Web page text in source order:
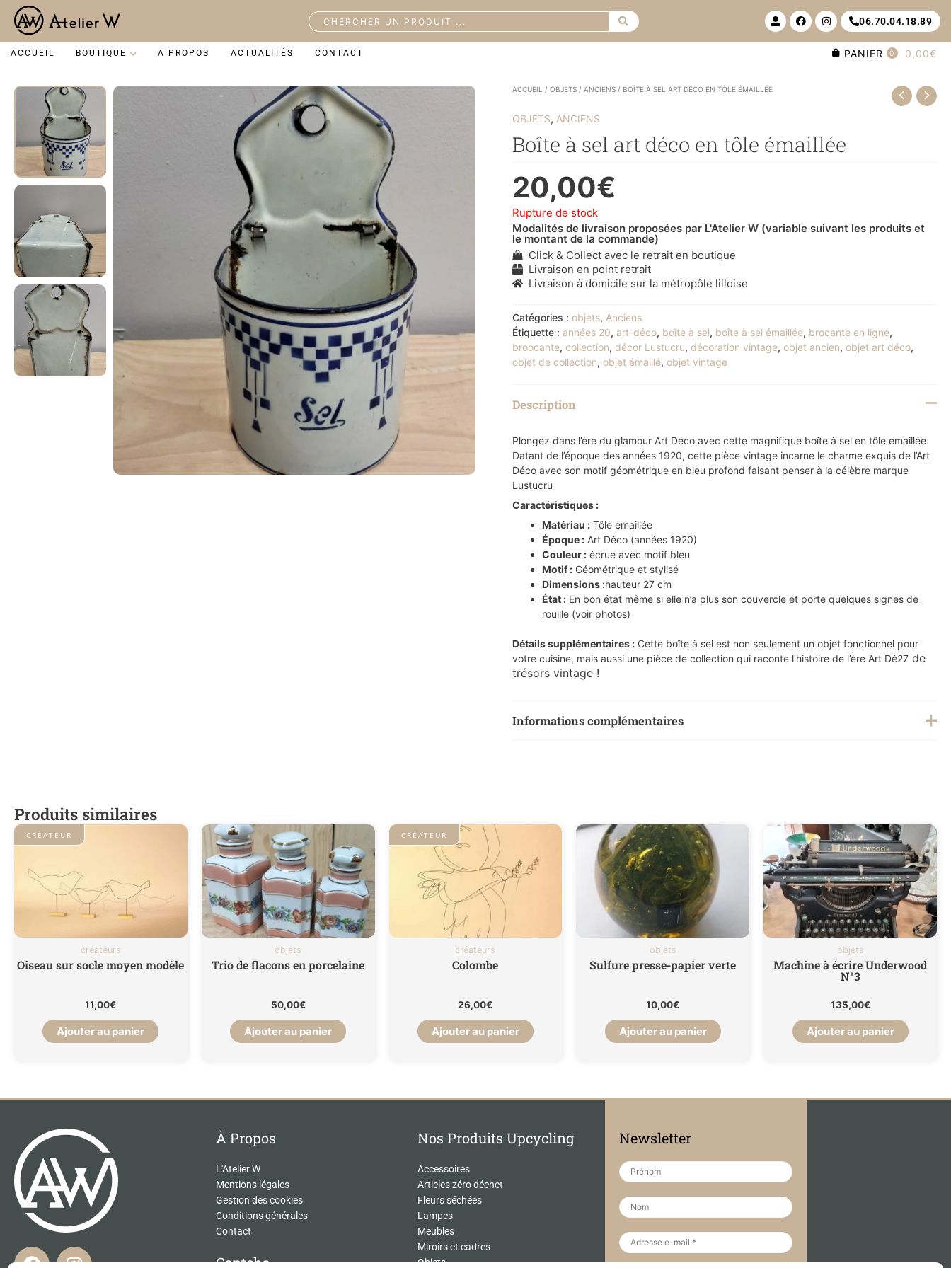
Aller
contenu
Search
...
U
s
e
r
F
a
c
e
I
n
s
t
06.70.04.18.89
ACCUEIL BOUTIQUE A PROPOS ACTUALITÉS CONTACT PANIER 0 0,00€
ACCUEIL /OBJETS /ANCIENS / BOÎTE À SEL ART DÉCO EN TÔLE ÉMAILLÉE
OBJETS,ANCIENS
Boîte à sel art déco en tôle émaillée
20,00€
Rupture de stock
Modalités de livraison proposées par L'Atelier W (variable suivant les produits et
le montant de la commande)
Click & Collect avec le retrait en boutique
Livraison en point retrait
Livraison à domicile sur la métropôle lilloise
Catégories :objets, Anciens
Étiquette : années 20, art-déco, boîte à sel, boîte à sel émaillée, brocante en ligne,
broocante,collection,décor Lustucru,décoration vintage,objet ancien,objet art déco,
objet de collection,objet émaillé,objet vintage
Description
Plongez dans l’ère du glamour Art Déco avec cette magnifique boîte à sel en tôle émaillée.
Datant de l’époque des années 1920, cette pièce vintage incarne le charme exquis de l’Art
Déco avec son motif géométrique en bleu profond faisant penser à la célèbre marque
Lustucru
Caractéristiques :
Matériau : Tôle émaillée
Époque : Art Déco (années 1920)
Couleur : écrue avec motif bleu
Motif : Géométrique et stylisé
Dimensions :hauteur 27 cm
État : En bon état même si elle n’a plus son couvercle et porte quelques signes de
rouille (voir photos)
Détails supplémentaires : Cette boîte à sel est non seulement un objet fonctionnel pour
votre cuisine, mais aussi une pièce de collection qui raconte l’histoire de l’ère Art Dé27 de
trésors vintage !
Informations complémentaires
Produits similaires
CRÉATEUR
créateurs
Oiseau sur socle moyen modèle
11,00€
Ajouter au panier
objets
Trio de flacons en porcelaine
50,00€
Ajouter au panier
CRÉATEUR
créateurs
Colombe
26,00€
Ajouter au panier
objets
Sulfure presse-papier verte
10,00€
Ajouter au panier
objets
Machine à écrire Underwood
N°3
135,00€
Ajouter au panier
F
I
À Propos
L'Atelier W
Mentions légales
Gestion des cookies
Conditions générales
Contact
Captcha
Nos Produits Upcycling
Accessoires
Articles zéro déchet
Fleurs séchées
Lampes
Meubles
Miroirs et cadres
Objets
Newsletter